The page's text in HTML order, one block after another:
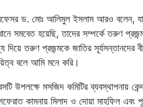
ড. মোঃ আলিমুল ইসলাম আরও বলেন,
সমবেত হয়েছি, তাদের সম্পর্কে তরুণ
দিয়ে তরুণ প্রজন্মকে জাতির সূর্যসন্তানদের
বলে আমি মনে করি।
উপলক্ষে মসজিদ কমিটির ব্যবস্থাপনায়
কামনায় মিলাদ ও দোয়া মাহফিল এবং